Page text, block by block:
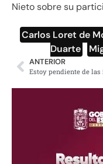
Nieto sobre su
Carlos Loret de
Duarte
ANTERIOR